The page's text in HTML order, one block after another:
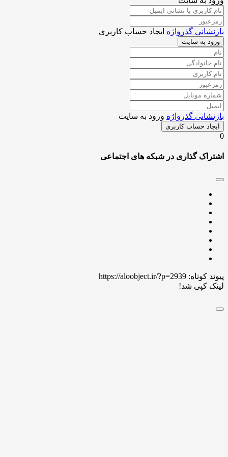
گذرواژه ایجاد حساب کاربری
به سایت
گذرواژه ورود به سایت
حساب کاربری
گذاری در شبکه های اجتماعی
کوتاه: https://aloobject.ir/?p=2939
کپی شد!